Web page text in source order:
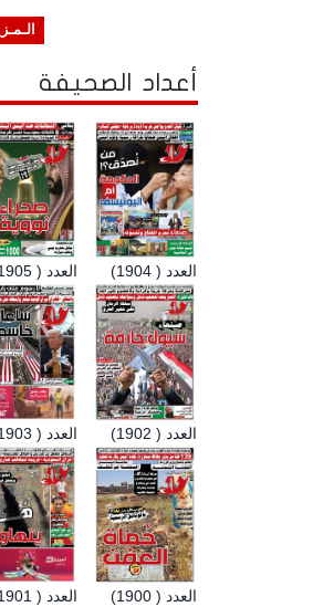
أعداد الصحيفة
العدد ( 1905) العدد ( 1904)
العدد ( 1903) العدد ( 1902)
العدد ( 1901) العدد ( 1900)